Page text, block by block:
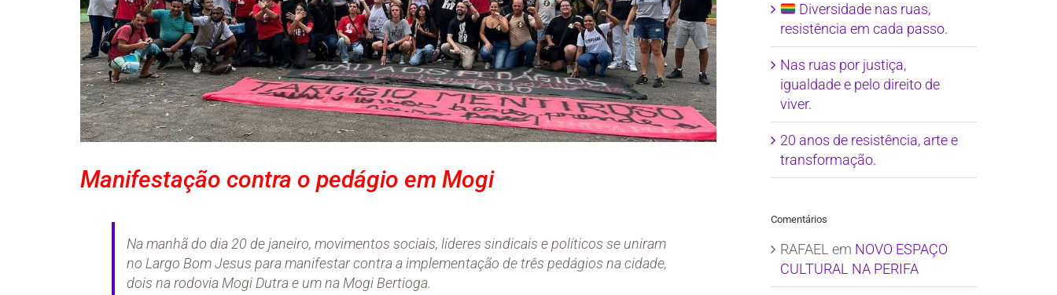
Manifestação contra o pedágio em Mogi
Na manhã do dia 20 de janeiro, movimentos sociais, líderes sindicais e políticos se uniram
no Largo Bom Jesus para manifestar contra a implementação de três pedágios na cidade,
dois na rodovia Mogi Dutra e um na Mogi Bertioga.
Diversidade nas ruas,
resistência em cada passo.
Nas ruas por justiça,
igualdade e pelo direito de
viver.
20 anos de resistência, arte e
transformação.
Comentários
RAFAEL em NOVO ESPAÇO
CULTURAL NA PERIFA